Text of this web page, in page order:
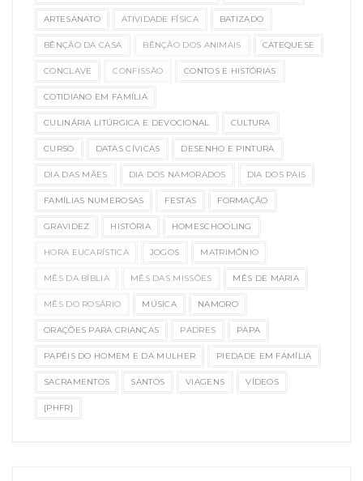
ARTESANATO ATIVIDADE FÍSICA BATIZADO
BÊNÇÃO DA CASA BÊNÇÃO DOS ANIMAIS CATEQUESE
CONCLAVE CONFISSÃO CONTOS E HISTÓRIAS
COTIDIANO EM FAMÍLIA
CULINÁRIA LITÚRGICA E DEVOCIONAL CULTURA
CURSO DATAS CÍVICAS DESENHO E PINTURA
DIA DAS MÃES DIA DOS NAMORADOS DIA DOS PAIS
FAMÍLIAS NUMEROSAS FESTAS FORMAÇÃO
GRAVIDEZ HISTÓRIA HOMESCHOOLING
HORA EUCARÍSTICA JOGOS MATRIMÔNIO
MÊS DA BÍBLIA MÊS DAS MISSÕES MÊS DE MARIA
MÊS DO ROSÁRIO MÚSICA NAMORO
ORAÇÕES PARA CRIANÇAS PADRES PAPA
PAPÉIS DO HOMEM E DA MULHER PIEDADE EM FAMÍLIA
SACRAMENTOS SANTOS VIAGENS VÍDEOS
{PHFR}